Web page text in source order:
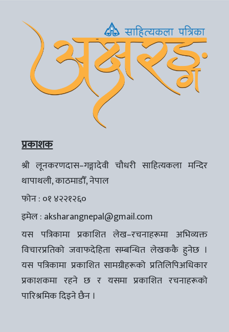
प्रकाशक
श्री लूनकरणदास–गङ्गादेवी चौधरी साहित्यकला मन्दिर
थापाथली, काठमाडौँ, नेपाल
फोन : ०१ ४२२१२६०
इमेल : aksharangnepal@gmail.com
यस पत्रिकामा प्रकाशित लेख–रचनाहरूमा अभिव्यक्त
विचारप्रतिको जवाफदेहिता सम्बन्धित लेखककै हुनेछ ।
यस पत्रिकामा प्रकाशित सामग्रीहरूको प्रतिलिपिअधिकार
प्रकाशकमा रहने छ र यसमा प्रकाशित रचनाहरूको
पारिश्रमिक दिइने छैन ।